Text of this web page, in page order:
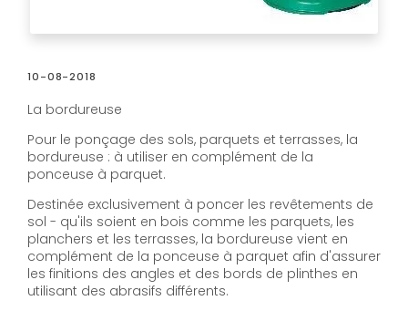
10-08-2018
La bordureuse
Pour le ponçage des sols, parquets et terrasses, la
bordureuse : à utiliser en complément de la
ponceuse à parquet.
Destinée exclusivement à poncer les revêtements de
sol - qu'ils soient en bois comme les parquets, les
planchers et les terrasses, la bordureuse vient en
complément de la ponceuse à parquet afin d'assurer
les finitions des angles et des bords de plinthes en
utilisant des abrasifs différents.